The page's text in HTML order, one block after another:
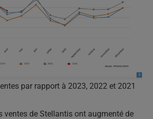
par rapport à 2023, 2022 et 2021
ventes de Stellantis ont augmenté de